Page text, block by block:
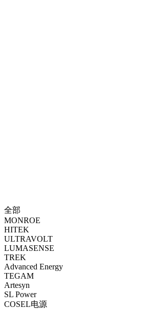
全部
MONROE
HITEK
ULTRAVOLT
LUMASENSE
TREK
Advanced Energy
TEGAM
Artesyn
SL Power
COSEL电源